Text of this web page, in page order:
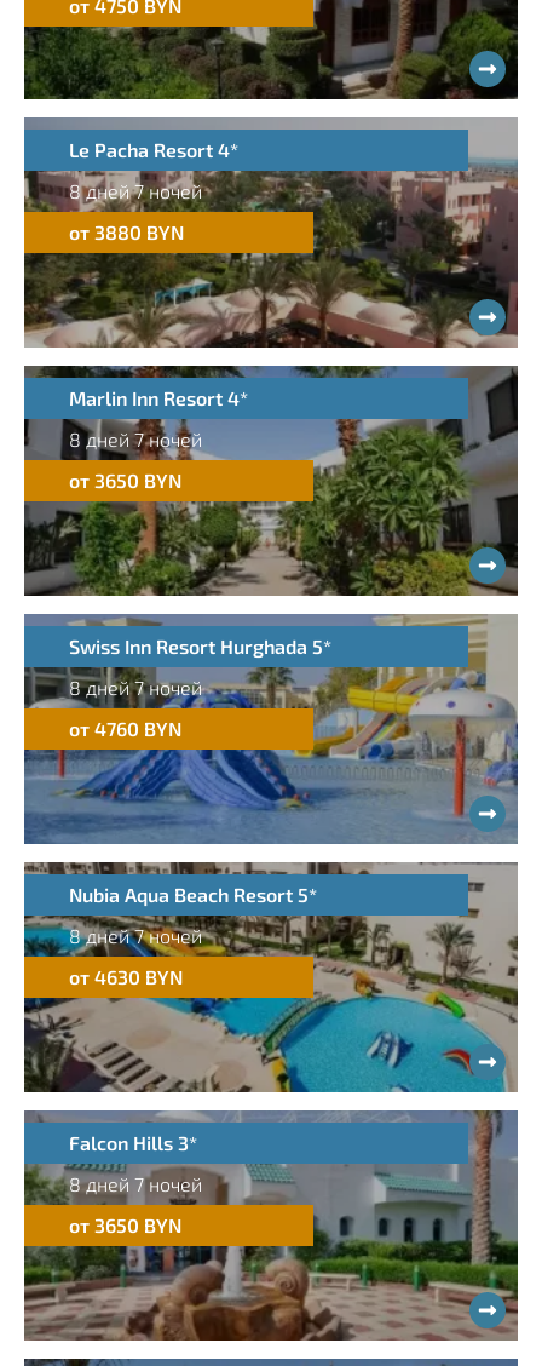
от 4750 BYN
Le Pacha Resort 4*
8 дней 7 ночей
от 3880 BYN
Marlin Inn Resort 4*
8 дней 7 ночей
от 3650 BYN
Swiss Inn Resort Hurghada 5*
8 дней 7 ночей
от 4760 BYN
Nubia Aqua Beach Resort 5*
8 дней 7 ночей
от 4630 BYN
Falcon Hills 3*
8 дней 7 ночей
от 3650 BYN